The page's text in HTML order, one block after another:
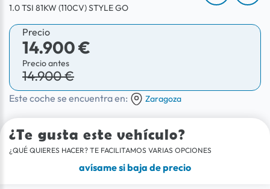
1.0 TSI 81KW (110CV) STYLE GO
Precio
14.900 €
Precio antes
14.900 €
Este coche se encuentra en: Zaragoza
¿Te gusta este vehículo?
¿QUÉ QUIERES HACER? TE FACILITAMOS VARIAS OPCIONES
avísame si baja de precio